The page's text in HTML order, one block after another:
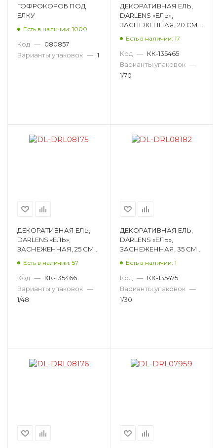
ГОФРОКОРОБ ПОД
ЕЛКУ
Есть в наличии: 1000
Код — 080857
Варианты упаковок — 1
ДЕКОРАТИВНАЯ ЕЛЬ,
DARLENS «ЕЛЬ»,
ЗАСНЕЖЕННАЯ, 20 СМ
Есть в наличии: 17
Код — КК-135465
Варианты упаковок —
1/70
ДЕКОРАТИВНАЯ ЕЛЬ,
DARLENS «ЕЛЬ»,
ЗАСНЕЖЕННАЯ, 25 СМ
Есть в наличии: 57
Код — КК-135466
Варианты упаковок —
1/48
ДЕКОРАТИВНАЯ ЕЛЬ,
DARLENS «ЕЛЬ»,
ЗАСНЕЖЕННАЯ, 35 СМ
Есть в наличии: 1
Код — КК-135475
Варианты упаковок —
1/30